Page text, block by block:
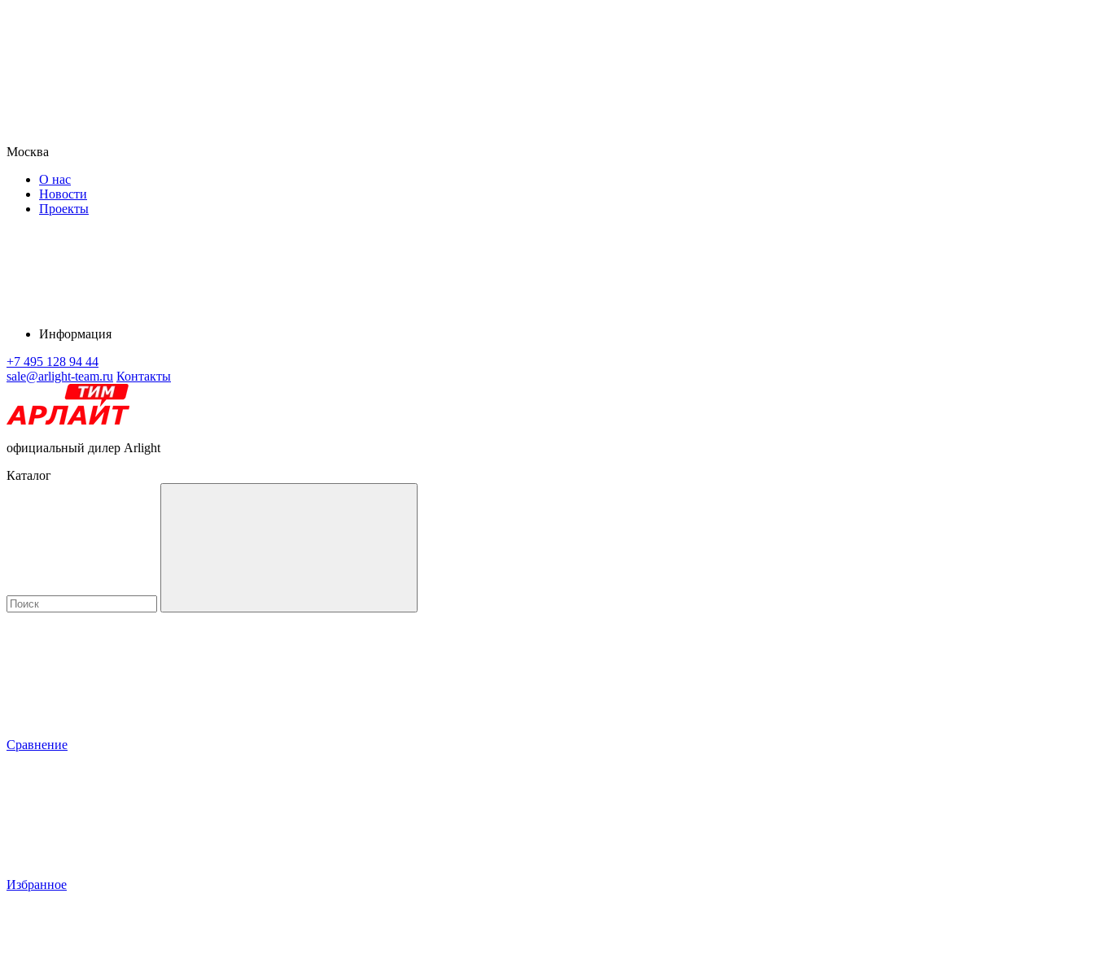
Москва
О нас
Новости
Проекты
Информация
+7 495 128 94 44
sale@arlight-team.ru Контакты
официальный дилер Arlight
Каталог
Сравнение
Избранное